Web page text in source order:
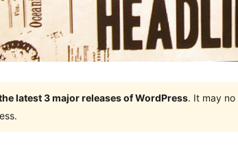
latest 3 major releases of WordPress. It may